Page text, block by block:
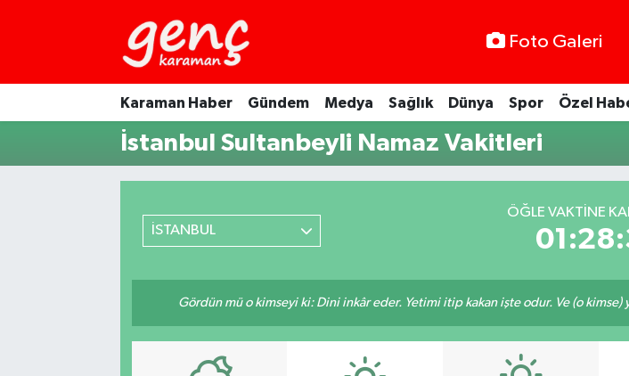
Foto Galeri
Karaman Haber Gündem Medya Sağlık Dünya Spor Özel
İstanbul Sultanbeyli Namaz Vakitleri
İSTANBUL
ÖĞLE VAKTINE
Gördün mü o kimseyi ki: Dini inkâr eder. Yetimi itip kakan işte odur. Ve (o